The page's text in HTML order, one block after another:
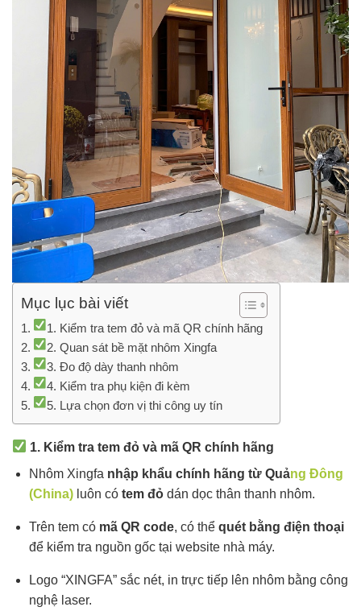
Mục lục bài viết
1. Kiểm tra tem đỏ và mã QR chính hãng
2. Quan sát bề mặt nhôm Xingfa
3. Đo độ dày thanh nhôm
4. Kiểm tra phụ kiện đi kèm
5. Lựa chọn đơn vị thi công uy tín
1. Kiểm tra tem đỏ và mã QR chính hãng
Nhôm Xingfa nhập khẩu chính hãng từ Quảng Đông
(China)luôn có tem đỏdán dọc thân thanh nhôm.
Trên tem có mã QR code, có thể quét bằng điện thoại
để kiểm tra nguồn gốc tại website nhà máy.
Logo “XINGFA” sắc nét, in trực tiếp lên nhôm bằng công
nghệ laser.